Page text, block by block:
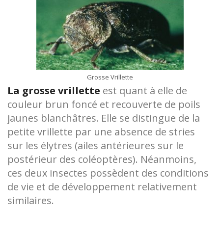
Grosse Vrillette
La grosse vrillette est quant à elle de
couleur brun foncé et recouverte de poils
jaunes blanchâtres. Elle se distingue de la
petite vrillette par une absence de stries
sur les élytres (ailes antérieures sur le
postérieur des coléoptères). Néanmoins,
ces deux insectes possèdent des conditions
de vie et de développement relativement
similaires.